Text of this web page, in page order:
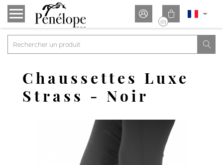
 
(0)

Chaussettes Luxe
Strass - Noir